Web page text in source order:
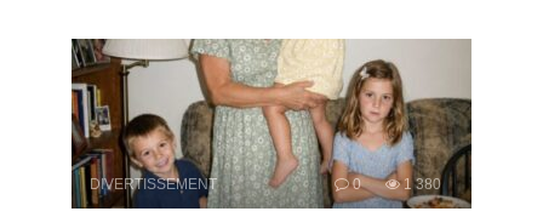
DIVERTISSEMENT 0 1 380